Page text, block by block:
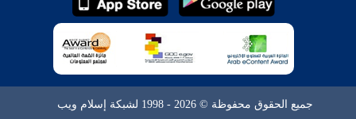
جميع الحقوق محفوظة © 2026 - 1998 لشبكة إسلام ويب